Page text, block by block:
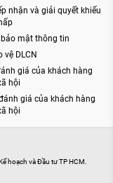
nhận và giải quyết khiếu
mật thông tin
vệ DLCN
giá của khách hàng
hội
giá của khách hàng
hội
hoạch và Đầu tư TP HCM.